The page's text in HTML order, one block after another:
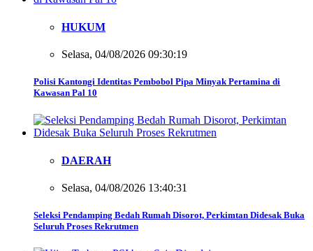
HUKUM
Selasa, 04/08/2026 09:30:19
Polisi Kantongi Identitas Pembobol Pipa Minyak Pertamina di
Kawasan Pal 10
DAERAH
Selasa, 04/08/2026 13:40:31
Seleksi Pendamping Bedah Rumah Disorot, Perkimtan Didesak Buka
Seluruh Proses Rekrutmen